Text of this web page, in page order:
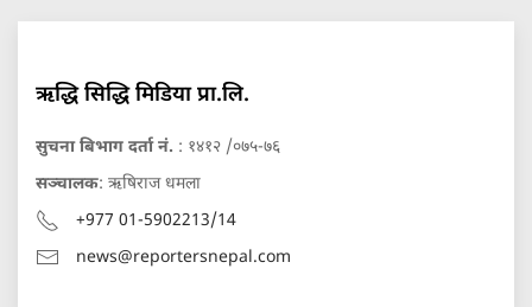
ऋद्धि सिद्धि मिडिया प्रा.लि.
सुचना बिभाग दर्ता नं. : १४१२ /०७५-७६
सञ्चालक: ऋषिराज धमला
+977 01-5902213/14
news@reportersnepal.com